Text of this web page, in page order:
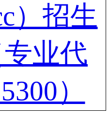
）招生
业代
）